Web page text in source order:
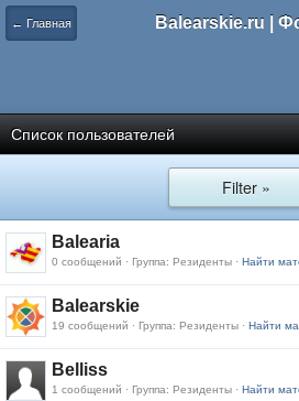
← Главная Balearskie.ru |
Список пользователей
Filter »
Balearia
0 сообщений · Группа: Резиденты · Найти
Balearskie
19 сообщений · Группа: Резиденты · Найти
Belliss
1 сообщений · Группа: Резиденты · Найти